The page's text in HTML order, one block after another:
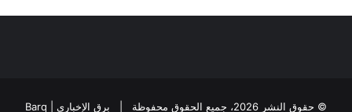
© حقوق النشر 2026، جميع الحقوق محفوظة | برق الإخباري | Barq